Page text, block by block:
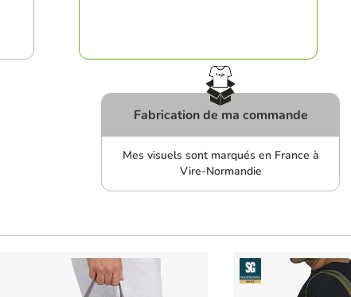
Fabrication de ma commande
Mes visuels sont marqués en France à
Vire-Normandie